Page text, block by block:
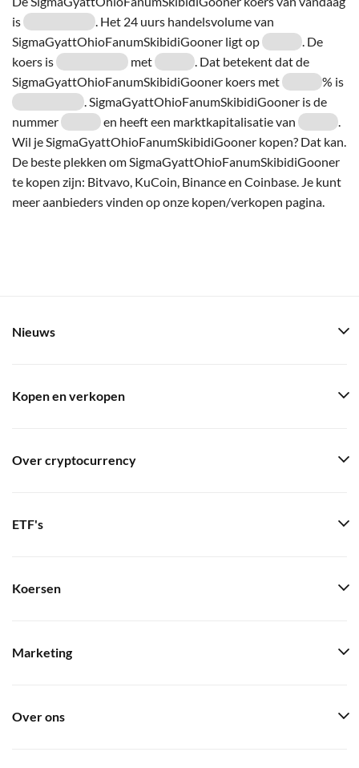
is
. Het 24 uurs handelsvolume van
SigmaGyattOhioFanumSkibidiGooner ligt op
. De
koers is
met
. Dat betekent dat de
SigmaGyattOhioFanumSkibidiGooner koers met
% is
. SigmaGyattOhioFanumSkibidiGooner is de
nummer
en heeft een marktkapitalisatie van
Wil je SigmaGyattOhioFanumSkibidiGooner kopen? Dat kan.
De beste plekken om SigmaGyattOhioFanumSkibidiGooner
te kopen zijn: Bitvavo, KuCoin, Binance en Coinbase. Je kunt
meer aanbieders vinden op onze kopen/verkopen pagina.
Nieuws
Kopen en verkopen
Over cryptocurrency
ETF's
Koersen
Marketing
Over ons